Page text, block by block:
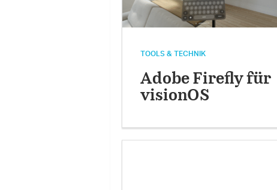
TOOLS & TECHNIK
Adobe Firefly für
visionOS